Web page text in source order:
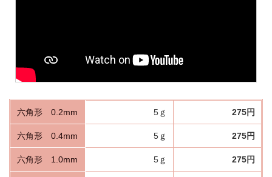
六角形 0.2mm 5ｇ 275円
六角形 0.4mm 5ｇ 275円
六角形 1.0mm 5ｇ 275円